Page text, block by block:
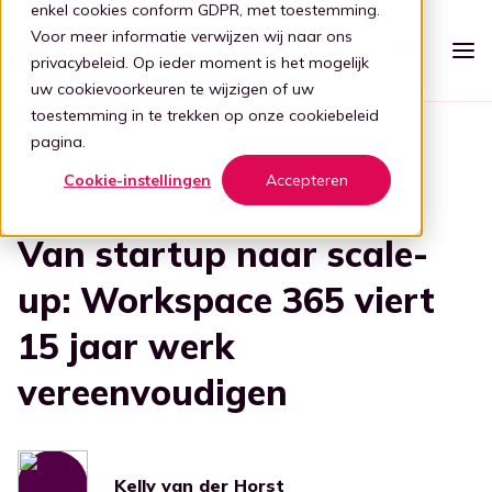
enkel cookies conform GDPR, met toestemming.
Voor meer informatie verwijzen wij naar ons
privacybeleid. Op ieder moment is het mogelijk
uw cookievoorkeuren te wijzigen of uw
toestemming in te trekken op onze cookiebeleid
pagina.
Cookie-instellingen
Accepteren
Platform
Intelligente werkplek
Eenvoudige werkplek
Stap 1: Vereenvoudigen
Verbind al je apps
Stap 2: Verbinden
Kelly, de digitale gids
Prijzen
Voor wie
Zorg
Zorg
Focus op de zorg
Partners
Voor partners
Word een partner
365.
Kennis
Blog
Digitale transformatie
Transformatie door tech
Evenementen
Boek demo
Terug naar overzicht
INTRANET DIGITALE WERKPLEK Leestijd 3 min
Van startup naar scale-
up: Workspace 365 viert
15 jaar werk
vereenvoudigen
Kelly van der Horst